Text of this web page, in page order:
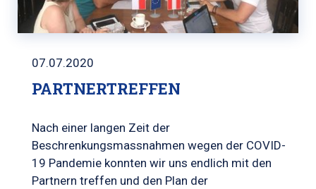
07.07.2020
PARTNERTREFFEN
Nach einer langen Zeit der
Beschrenkungsmassnahmen wegen der COVID-
19 Pandemie konnten wir uns endlich mit den
Partnern treffen und den Plan der